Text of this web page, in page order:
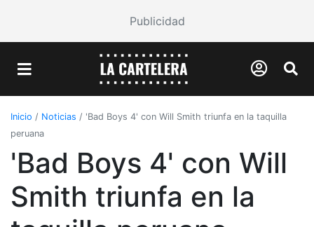
Publicidad
Inicio / Noticias / 'Bad Boys 4' con Will Smith triunfa en la taquilla
peruana
'Bad Boys 4' con Will
Smith triunfa en la